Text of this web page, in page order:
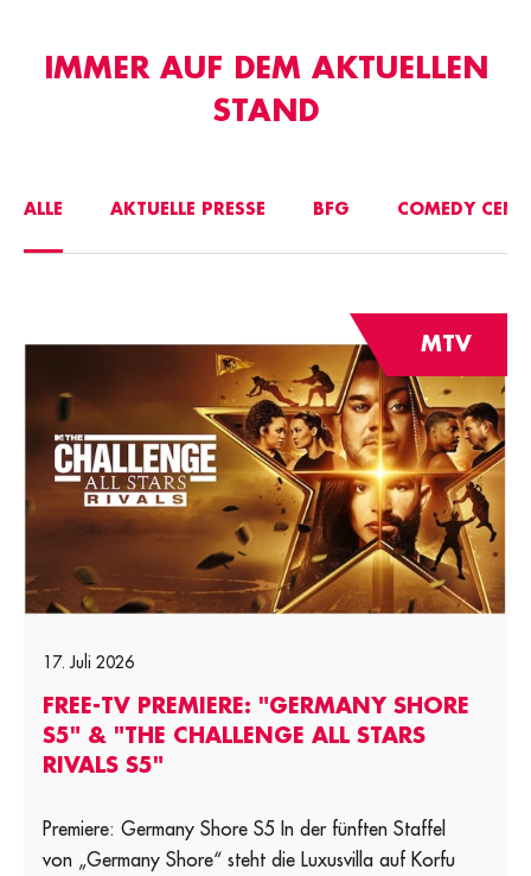
IMMER AUF DEM AKTUELLEN
STAND
ALLE AKTUELLE PRESSE BFG COMEDY
MTV
17. Juli 2026
FREE-TV PREMIERE: "GERMANY SHORE
S5" & "THE CHALLENGE ALL STARS
RIVALS S5"
Premiere: Germany Shore S5 In der fünften Staffel
von „Germany Shore“ steht die Luxusvilla auf Korfu